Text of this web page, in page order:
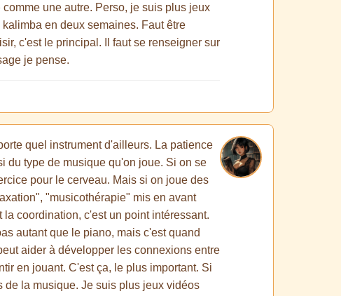
une autre. Perso, je suis plus jeux
en deux semaines. Faut être
c'est le principal. Il faut se renseigner sur
je pense.
quel instrument d'ailleurs. La patience
du type de musique qu'on joue. Si on se
pour le cerveau. Mais si on joue des
"musicothérapie" mis en avant
coordination, c'est un point intéressant.
autant que le piano, mais c'est quand
aider à développer les connexions entre
en jouant. C'est ça, le plus important. Si
de la musique. Je suis plus jeux vidéos